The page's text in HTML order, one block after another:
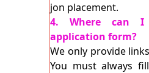
jon placement.
4. Where can
application form?
We only provide
You must always